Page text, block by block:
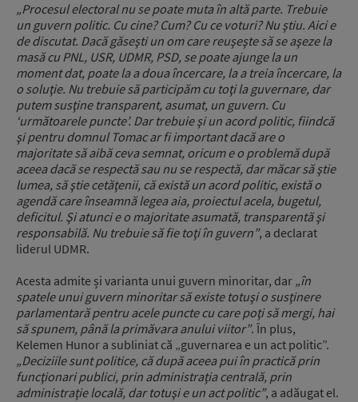
„Procesul electoral nu se poate muta în altă parte. Trebuie
un guvern politic. Cu cine? Cum? Cu ce voturi? Nu ştiu. Aici e
de discutat. Dacă găseşti un om care reuşeşte să se aşeze la
masă cu PNL, USR, UDMR, PSD, se poate ajunge la un
moment dat, poate la a doua încercare, la a treia încercare, la
o soluţie. Nu trebuie să participăm cu toţi la guvernare, dar
putem susţine transparent, asumat, un guvern. Cu
‘următoarele puncte’. Dar trebuie şi un acord politic, fiindcă
şi pentru domnul Tomac ar fi important dacă are o
majoritate să aibă ceva semnat, oricum e o problemă după
aceea dacă se respectă sau nu se respectă, dar măcar să ştie
lumea, să ştie cetăţenii, că există un acord politic, există o
agendă care înseamnă legea aia, proiectul acela, bugetul,
deficitul. Şi atunci e o majoritate asumată, transparentă şi
responsabilă. Nu trebuie să fie toţi în guvern”, a declarat
liderul UDMR.
Acesta admite și varianta unui guvern minoritar, dar „în
spatele unui guvern minoritar să existe totuşi o susţinere
parlamentară pentru acele puncte cu care poţi să mergi, hai
să spunem, până la primăvara anului viitor”. În plus,
Kelemen Hunor a subliniat că „guvernarea e un act politic”.
„Deciziile sunt politice, că după aceea pui în practică prin
funcţionari publici, prin administraţia centrală, prin
administraţie locală, dar totuşi e un act politic”, a adăugat el.